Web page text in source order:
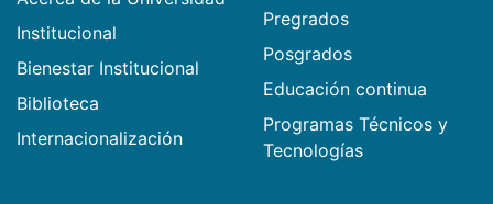
Institucional
Bienestar Institucional
Biblioteca
Internacionalización
Pregrados
Posgrados
Educación continua
Programas Técnicos y
Tecnologías